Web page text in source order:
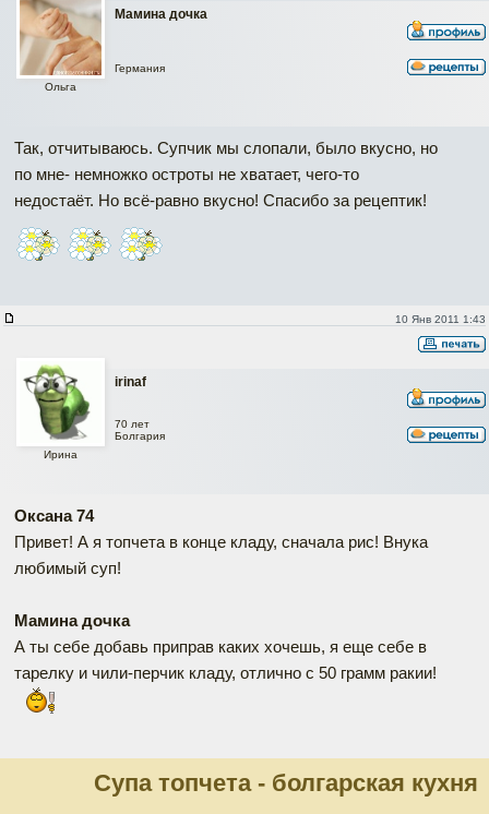
Мамина дочка
Ольга
Германия
Так, отчитываюсь. Супчик мы слопали, было вкусно, но
по мне- немножко остроты не хватает, чего-то
недостаёт. Но всё-равно вкусно! Спасибо за рецептик!
10 Янв 2011 1:43
irinaf
Ирина
70 лет
Болгария
Оксана 74
Привет! А я топчета в конце кладу, сначала рис! Внука
любимый суп!
Мамина дочка
А ты себе добавь приправ каких хочешь, я еще себе в
тарелку и чили-перчик кладу, отлично с 50 грамм ракии!
Супа топчета - болгарская кухня